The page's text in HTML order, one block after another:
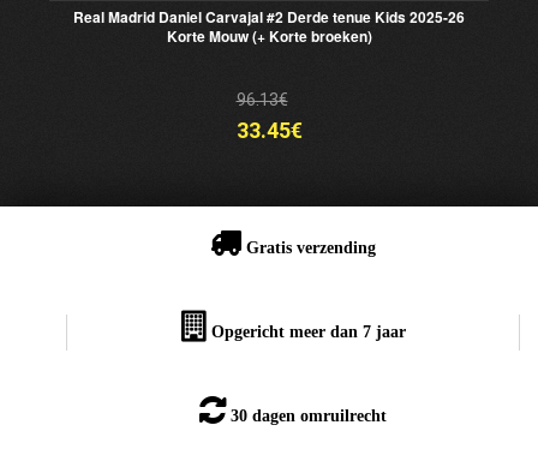
Real Madrid Daniel Carvajal #2 Derde tenue Kids 2025-26
Korte Mouw (+ Korte broeken)
96.13€
33.45€
Gratis verzending
Opgericht meer dan 7 jaar
30 dagen omruilrecht